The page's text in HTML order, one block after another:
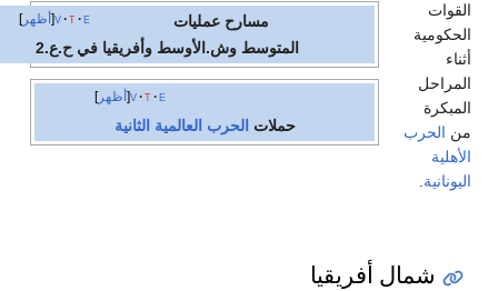
أظهر
مسارح عمليات
المتوسط وش.الأوسط وأفريقيا في ح.ع.2
أظهر
حملاتالحرب العالمية الثانية
الحرب
.
شمال أفريقيا